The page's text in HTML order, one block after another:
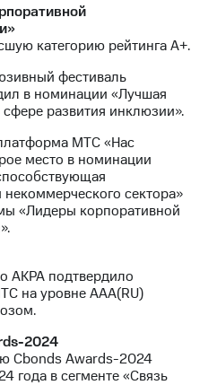
категорию рейтинга А+.
фестиваль
в номинации «Лучшая
развития инклюзии».
МТС «Нас
место в номинации
сектора»
«Лидеры корпоративной
АКРА подтвердило
на уровне AAA(RU)
2024
Cbonds Awards-2024
года в сегменте «Связь